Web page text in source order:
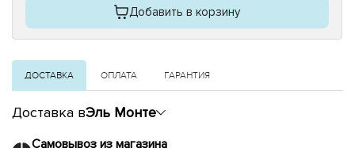
Добавить в корзину
ДОСТАВКА ОПЛАТА ГАРАНТИЯ
Доставка вЭль Монте
Самовывоз из магазина